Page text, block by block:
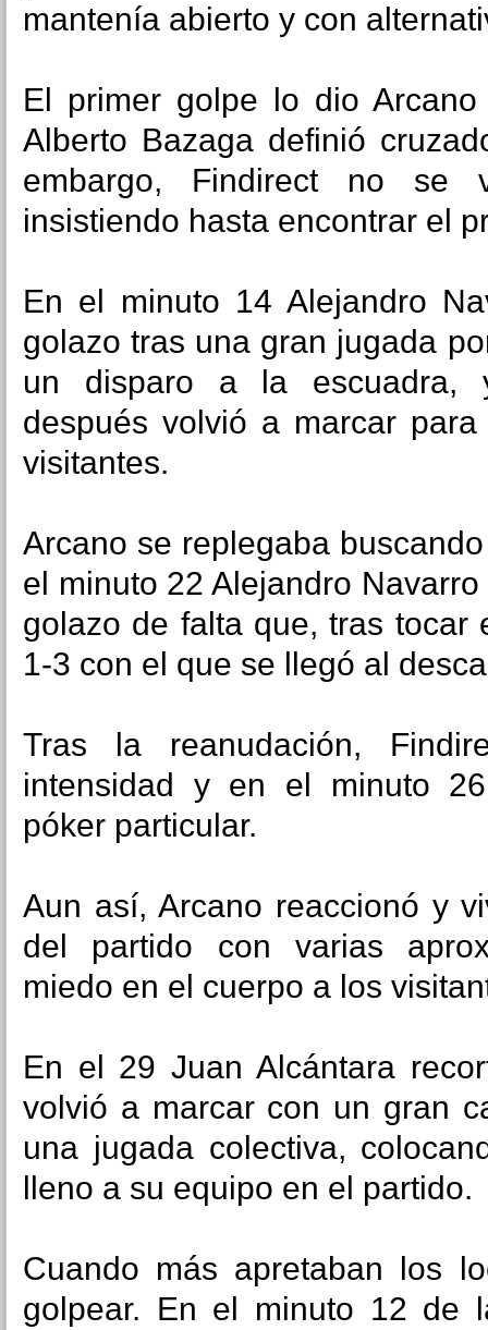
mantenía abierto y con
El primer golpe lo dio
Alberto Bazaga definió
embargo, Findirect no se
insistiendo hasta encontrar el
En el minuto 14 Alejandro
golazo tras una gran jugada
un disparo a la escuadra,
después volvió a marcar
visitantes.
Arcano se replegaba
el minuto 22 Alejandro
golazo de falta que, tras tocar
1-3 con el que se llegó al
Tras la reanudación,
intensidad y en el minuto
póker particular.
Aun así, Arcano reaccionó y
del partido con varias
miedo en el cuerpo a los
En el 29 Juan Alcántara
volvió a marcar con un gran
una jugada colectiva,
lleno a su equipo en el partido.
Cuando más apretaban los
golpear. En el minuto 12 de